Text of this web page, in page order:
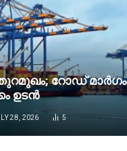
റോഡ് മാർഗം
ഉടൻ
28, 2026 5